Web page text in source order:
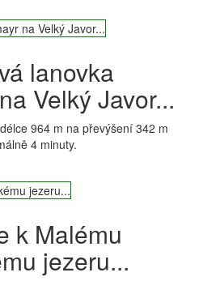
lanovka
Velký Javor...
964 m na převýšení 342 m
4 minuty.
k Malému
jezeru...